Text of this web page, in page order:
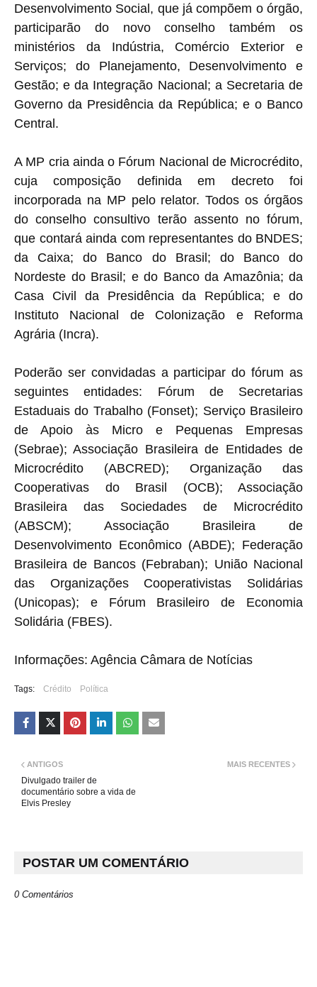
Desenvolvimento Social, que já compõem o órgão,
participarão do novo conselho também os
ministérios da Indústria, Comércio Exterior e
Serviços; do Planejamento, Desenvolvimento e
Gestão; e da Integração Nacional; a Secretaria de
Governo da Presidência da República; e o Banco
Central.
A MP cria ainda o Fórum Nacional de Microcrédito,
cuja composição definida em decreto foi
incorporada na MP pelo relator. Todos os órgãos
do conselho consultivo terão assento no fórum,
que contará ainda com representantes do BNDES;
da Caixa; do Banco do Brasil; do Banco do
Nordeste do Brasil; e do Banco da Amazônia; da
Casa Civil da Presidência da República; e do
Instituto Nacional de Colonização e Reforma
Agrária (Incra).
Poderão ser convidadas a participar do fórum as
seguintes entidades: Fórum de Secretarias
Estaduais do Trabalho (Fonset); Serviço Brasileiro
de Apoio às Micro e Pequenas Empresas
(Sebrae); Associação Brasileira de Entidades de
Microcrédito (ABCRED); Organização das
Cooperativas do Brasil (OCB); Associação
Brasileira das Sociedades de Microcrédito
(ABSCM); Associação Brasileira de
Desenvolvimento Econômico (ABDE); Federação
Brasileira de Bancos (Febraban); União Nacional
das Organizações Cooperativistas Solidárias
(Unicopas); e Fórum Brasileiro de Economia
Solidária (FBES).
Informações: Agência Câmara de Notícias
Tags: Crédito Política
MAIS RECENTES
ANTIGOS
Divulgado trailer de
documentário sobre a vida de
Elvis Presley
POSTAR UM COMENTÁRIO
0 Comentários